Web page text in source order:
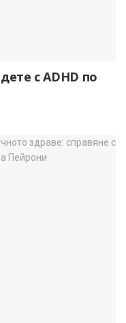
с ADHD по